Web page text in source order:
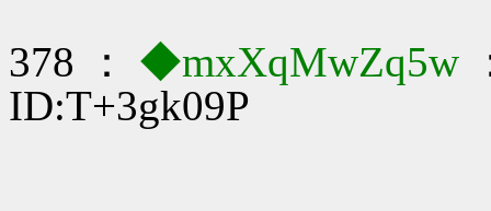
378 ：
◆mxXqMwZq5w
ID:T+3gk09P